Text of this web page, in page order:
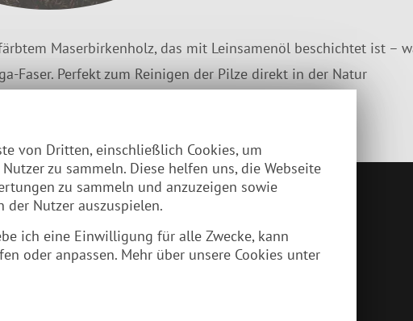
Maserbirkenholz, das mit Leinsamenöl beschichtet ist –
Faser. Perfekt zum Reinigen der Pilze direkt in der Natur
Das Roselli-Pilzmesser im Detail
von Dritten, einschließlich Cookies, um
zu sammeln. Diese helfen uns, die Webseite
zu sammeln und anzuzeigen sowie
der Nutzer auszuspielen.
ich eine Einwilligung für alle Zwecke, kann
oder anpassen. Mehr über unsere Cookies unter